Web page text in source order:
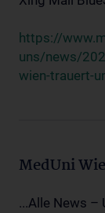
https://
uns/news/
wien-trauert-
MedUni
...Alle News –